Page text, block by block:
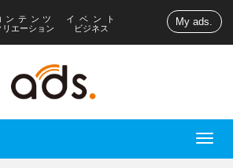
ンテンツ
リエーション
イベント
ビジネス
My ads.
T
o